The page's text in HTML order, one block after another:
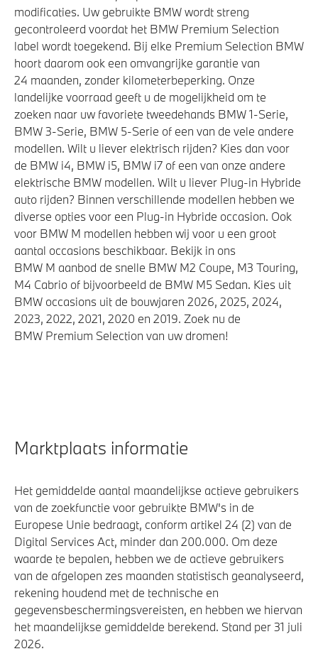
modificaties. Uw gebruikte BMW wordt streng
gecontroleerd voordat het BMW Premium Selection
label wordt toegekend. Bij elke Premium Selection BMW
hoort daarom ook een omvangrijke garantie van
24 maanden, zonder kilometerbeperking. Onze
landelijke voorraad geeft u de mogelijkheid om te
zoeken naar uw favoriete tweedehands BMW 1-Serie,
BMW 3-Serie, BMW 5-Serie of een van de vele andere
modellen. Wilt u liever elektrisch rijden? Kies dan voor
de BMW i4, BMW i5, BMW i7 of een van onze andere
elektrische BMW modellen. Wilt u liever Plug-in Hybride
auto rijden? Binnen verschillende modellen hebben we
diverse opties voor een Plug-in Hybride occasion. Ook
voor BMW M modellen hebben wij voor u een groot
aantal occasions beschikbaar. Bekijk in ons
BMW M aanbod de snelle BMW M2 Coupe, M3 Touring,
M4 Cabrio of bijvoorbeeld de BMW M5 Sedan. Kies uit
BMW occasions uit de bouwjaren 2026, 2025, 2024,
2023, 2022, 2021, 2020 en 2019. Zoek nu de
BMW Premium Selection van uw dromen!
Marktplaats informatie
Het gemiddelde aantal maandelijkse actieve gebruikers
van de zoekfunctie voor gebruikte BMW's in de
Europese Unie bedraagt, conform artikel 24 (2) van de
Digital Services Act, minder dan 200.000. Om deze
waarde te bepalen, hebben we de actieve gebruikers
van de afgelopen zes maanden statistisch geanalyseerd,
rekening houdend met de technische en
gegevensbeschermingsvereisten, en hebben we hiervan
het maandelijkse gemiddelde berekend. Stand per 31 juli
2026.